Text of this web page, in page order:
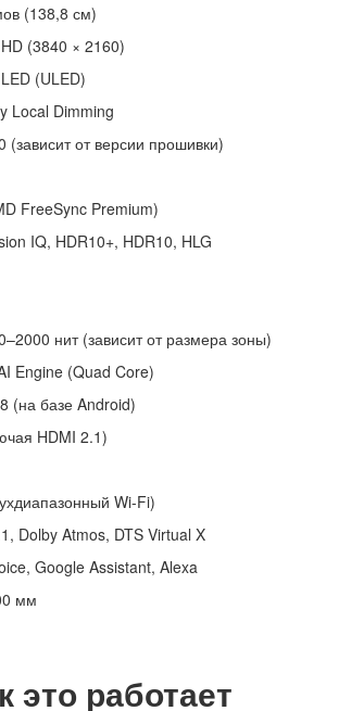
(138,8 см)
(3840 × 2160)
(ULED)
Local Dimming
(зависит от версии прошивки)
FreeSync Premium)
IQ, HDR10+, HDR10, HLG
нит (зависит от размера зоны)
Engine (Quad Core)
(на базе Android)
HDMI 2.1)
Wi-Fi)
Dolby Atmos, DTS Virtual X
Google Assistant, Alexa
мм
это работает